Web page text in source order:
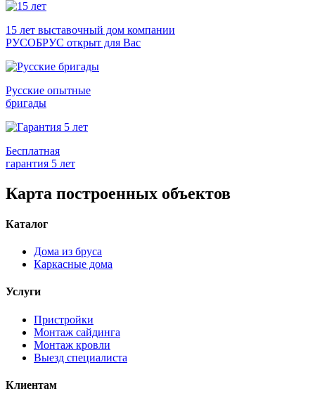
15 лет выставочный дом компании
РУСОБРУС открыт для Вас
Русские опытные
бригады
Бесплатная
гарантия 5 лет
Карта построенных объектов
Каталог
Дома из бруса
Каркасные дома
Услуги
Пристройки
Монтаж сайдинга
Монтаж кровли
Выезд специалиста
Клиентам